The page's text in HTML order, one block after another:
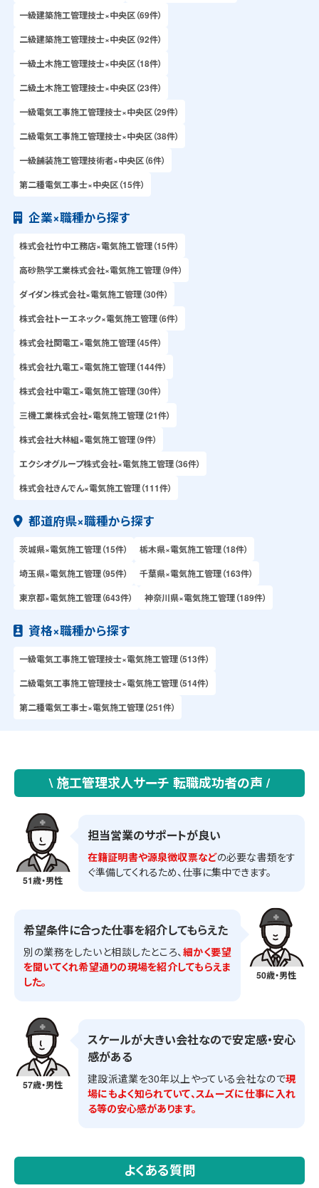
一級建築施工管理技士×中央区（69件）
二級建築施工管理技士×中央区（92件）
一級土木施工管理技士×中央区（18件）
二級土木施工管理技士×中央区（23件）
一級電気工事施工管理技士×中央区（29件）
二級電気工事施工管理技士×中央区（38件）
一級舗装施工管理技術者×中央区（6件）
第二種電気工事士×中央区（15件）
企業×職種から探す
株式会社竹中工務店×電気施工管理（15件）
高砂熱学工業株式会社×電気施工管理（9件）
ダイダン株式会社×電気施工管理（30件）
株式会社トーエネック×電気施工管理（6件）
株式会社関電工×電気施工管理（45件）
株式会社九電工×電気施工管理（144件）
株式会社中電工×電気施工管理（30件）
三機工業株式会社×電気施工管理（21件）
株式会社大林組×電気施工管理（9件）
エクシオグループ株式会社×電気施工管理（36件）
株式会社きんでん×電気施工管理（111件）
都道府県×職種から探す
茨城県×電気施工管理（15件）
栃木県×電気施工管理（18件）
埼玉県×電気施工管理（95件）
千葉県×電気施工管理（163件）
東京都×電気施工管理（643件）
神奈川県×電気施工管理（189件）
資格×職種から探す
一級電気工事施工管理技士×電気施工管理（513件）
二級電気工事施工管理技士×電気施工管理（514件）
第二種電気工事士×電気施工管理（251件）
\ 施工管理求人サーチ 転職成功者の声 /
51歳・男性
担当営業のサポートが良い
在籍証明書や源泉徴収票などの必要な書類をす
ぐ準備してくれるため、仕事に集中できます。
50歳・男性
希望条件に合った仕事を紹介してもらえた
別の業務をしたいと相談したところ、 細かく要望
を聞いてくれ希望通りの現場を紹介してもらえま
した。
57歳・男性
スケールが大きい会社なので安定感・安心
感がある
建設派遣業を30年以上やっている会社なので現
場にもよく知られていて、スムーズに仕事に入れ
る等の安心感があります。
よくある質問